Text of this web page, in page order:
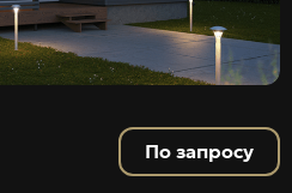
По запросу